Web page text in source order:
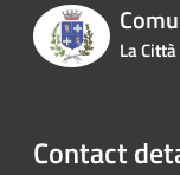
La
Contact